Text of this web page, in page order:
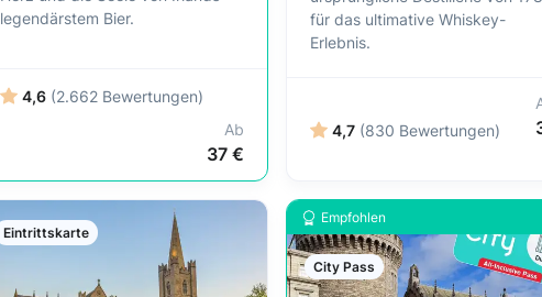
legendärstem Bier.
4,6 (2.662 Bewertungen)
Ab
37 €
für das ultimative Whiskey-
Erlebnis.
4,7 (830 Bewertungen)
Eintrittskarte
Empfohlen
City Pass